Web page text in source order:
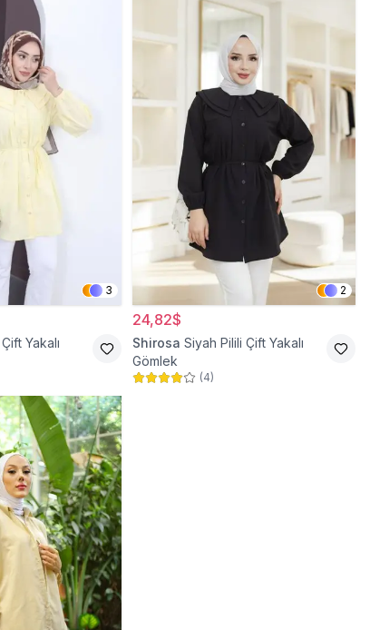
3
Yakalı
2
24,82$
Shirosa Siyah Pilili Çift Yakalı
Gömlek
(4)